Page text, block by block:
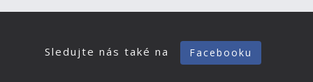
Sledujte nás také na Facebooku